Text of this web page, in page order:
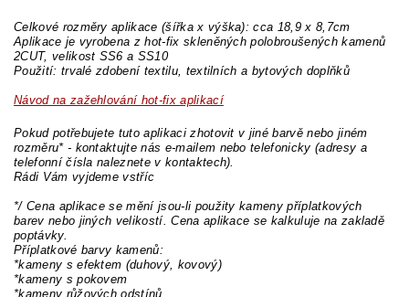
Celkové rozměry aplikace (šířka x výška): cca 18,9 x 8,7cm
Aplikace je vyrobena z hot-fix skleněných polobroušených kamenů
2CUT, velikost SS6 a SS10
Použití: trvalé zdobení textilu, textilních a bytových doplňků
Návod na zažehlování hot-fix aplikací
Pokud potřebujete tuto aplikaci zhotovit v jiné barvě nebo jiném
rozměru* - kontaktujte nás e-mailem nebo telefonicky (adresy a
telefonní čísla naleznete v kontaktech).
Rádi Vám vyjdeme vstříc
*/ Cena aplikace se mění jsou-li použity kameny příplatkových
barev nebo jiných velikostí. Cena aplikace se kalkuluje na zakladě
poptávky.
Příplatkové barvy kamenů:
*kameny s efektem (duhový, kovový)
*kameny s pokovem
*kameny růžových odstínů